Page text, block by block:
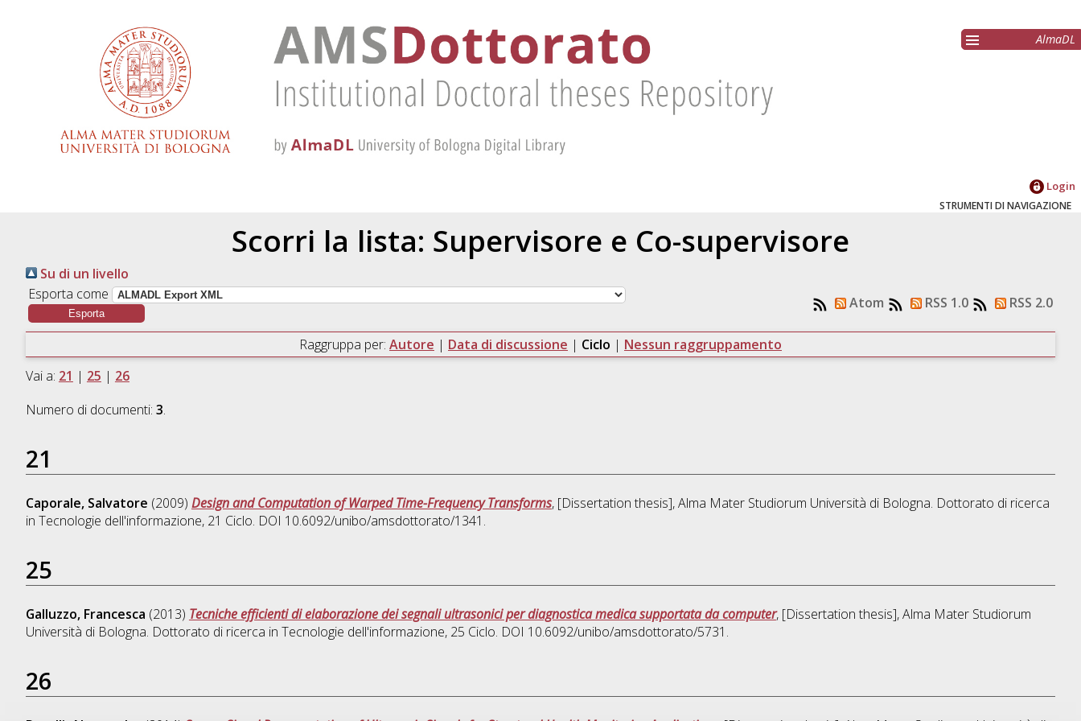
AlmaDL
Login
STRUMENTI DI NAVIGAZIONE
Scorri la lista: Supervisore e Co-supervisore
Su di un livello
Esporta come
Atom RSS 1.0 RSS 2.0
Raggruppa per: Autore | Data di discussione | Ciclo | Nessun raggruppamento
Vai a: 21 | 25 | 26
Numero di documenti: 3.
21
Caporale, Salvatore (2009) Design and Computation of Warped Time-Frequency Transforms, [Dissertation thesis], Alma Mater Studiorum Università di Bologna. Dottorato di ricerca
in Tecnologie dell'informazione, 21 Ciclo. DOI 10.6092/unibo/amsdottorato/1341.
25
Galluzzo, Francesca (2013) Tecniche efficienti di elaborazione dei segnali ultrasonici per diagnostica medica supportata da computer, [Dissertation thesis], Alma Mater Studiorum
Università di Bologna. Dottorato di ricerca in Tecnologie dell'informazione, 25 Ciclo. DOI 10.6092/unibo/amsdottorato/5731.
26